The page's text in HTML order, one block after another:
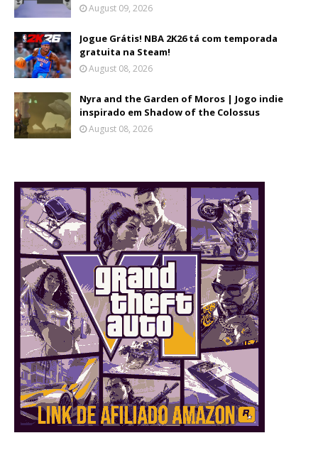
August 09, 2026
Jogue Grátis! NBA 2K26 tá com temporada
gratuita na Steam!
August 08, 2026
Nyra and the Garden of Moros | Jogo indie
inspirado em Shadow of the Colossus
August 08, 2026